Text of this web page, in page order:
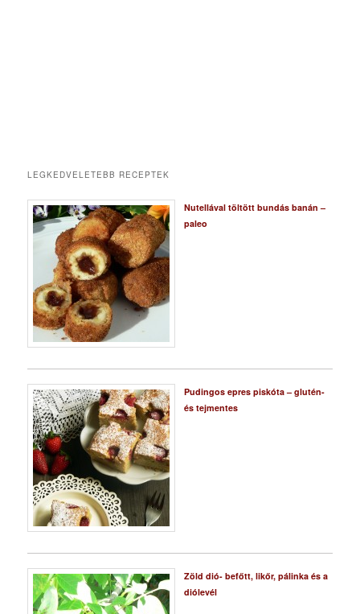
LEGKEDVELETEBB RECEPTEK
Nutellával töltött bundás banán –
paleo
Pudingos epres piskóta – glutén-
és tejmentes
Zöld dió- befőtt, likőr, pálinka és a
diólevél